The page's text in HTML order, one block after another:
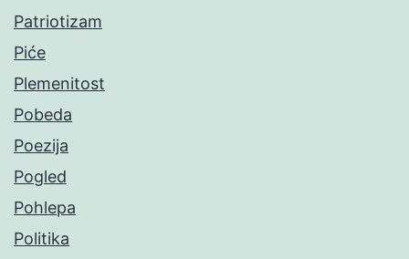
Patriotizam
Piće
Plemenitost
Pobeda
Poezija
Pogled
Pohlepa
Politika